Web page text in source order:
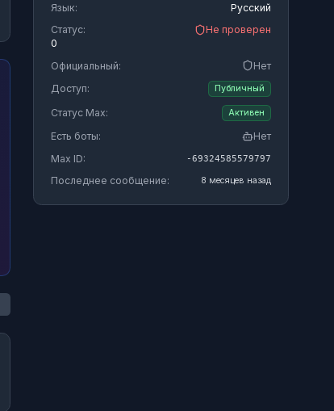
Язык:
Русский
Статус:
Не проверен
0
Официальный:
Нет
Доступ:
Публичный
Статус Max: Активен
Есть боты:
Нет
Max ID:
-69324585579797
Последнее сообщение: 8 месяцев назад